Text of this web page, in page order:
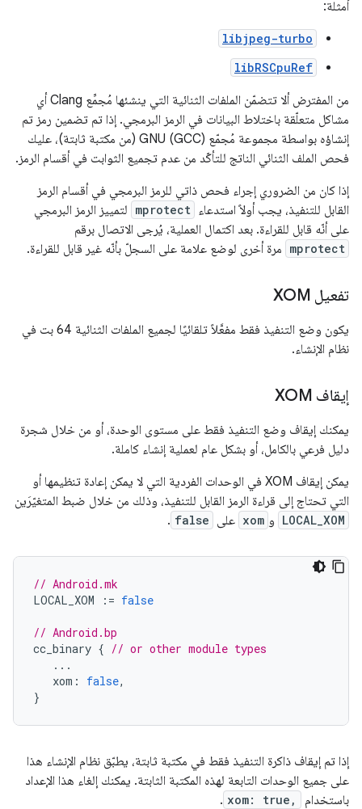
أمثلة:
libjpeg-turbo
libRSCpuRef
من المفترض ألا تتضمّن الملفات الثنائية التي ينشئها مُجمِّع Clang أي
مشاكل متعلّقة باختلاط البيانات في الرمز البرمجي. إذا تم تضمين رمز تم
إنشاؤه بواسطة مجموعة مُجمّع GNU (GCC) (من مكتبة ثابتة)، عليك
فحص الملف الثنائي الناتج للتأكّد من عدم تجميع الثوابت في أقسام الرمز.
إذا كان من الضروري إجراء فحص ذاتي للرمز البرمجي في أقسام الرمز
القابل للتنفيذ، يجب أولاً استدعاء mprotect لتمييز الرمز البرمجي
على أنّه قابل للقراءة. بعد اكتمال العملية، يُرجى الاتصال برقم
mprotect مرة أخرى لوضع علامة على السجلّ بأنّه غير قابل للقراءة.
تفعيل XOM
يكون وضع التنفيذ فقط مفعَّلاً تلقائيًا لجميع الملفات الثنائية 64 بت في
نظام الإنشاء.
إيقاف XOM
يمكنك إيقاف وضع التنفيذ فقط على مستوى الوحدة، أو من خلال شجرة
دليل فرعي بالكامل، أو بشكل عام لعملية إنشاء كاملة.
يمكن إيقاف XOM في الوحدات الفردية التي لا يمكن إعادة تنظيمها أو
التي تحتاج إلى قراءة الرمز القابل للتنفيذ، وذلك من خلال ضبط المتغيّرَين
LOCAL_XOM و xom على false
.
// Android.mk
LOCAL_XOM
:= false
// Android.bp
cc_binary { // or other module types
...
xom : false,
}
إذا تم إيقاف ذاكرة التنفيذ فقط في مكتبة ثابتة، يطبّق نظام الإنشاء هذا
على جميع الوحدات التابعة لهذه المكتبة الثابتة. يمكنك إلغاء هذا الإعداد
باستخدام
xom: true,
.